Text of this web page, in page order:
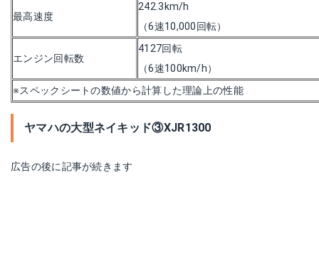
最高速度
242.3km/h
（6速10,000回転）
エンジン回転数
4127回転
（6速100km/h）
※スペックシートの数値から計算した理論上の性能
ヤマハの大型ネイキッド③XJR1300
広告の後に記事が続きます